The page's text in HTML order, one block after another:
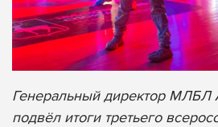
Генеральный директор МЛБЛ
подвёл итоги третьего